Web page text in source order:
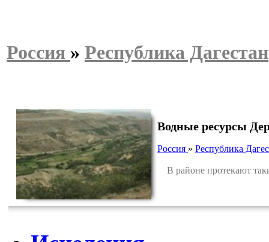
Россия » Республика Дагестан
Водные ресурсы
Россия » Республика
В районе протекают